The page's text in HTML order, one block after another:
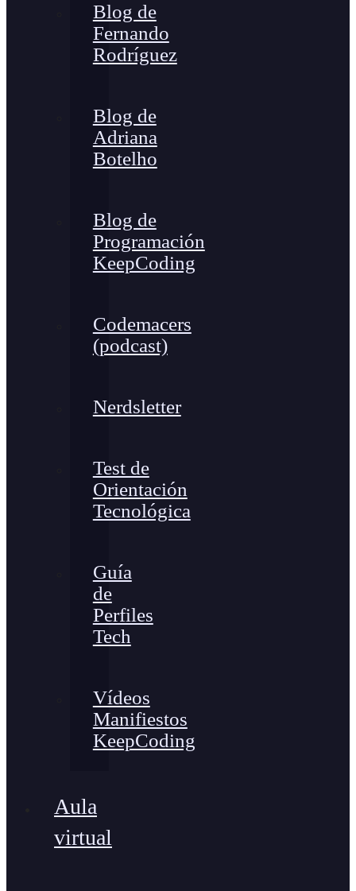
Blog de
Fernando
Rodríguez
Blog de
Adriana
Botelho
Blog de
Programación
KeepCoding
Codemacers
(podcast)
Nerdsletter
Test de
Orientación
Tecnológica
Guía
de
Perfiles
Tech
Vídeos
Manifiestos
KeepCoding
Aula
virtual